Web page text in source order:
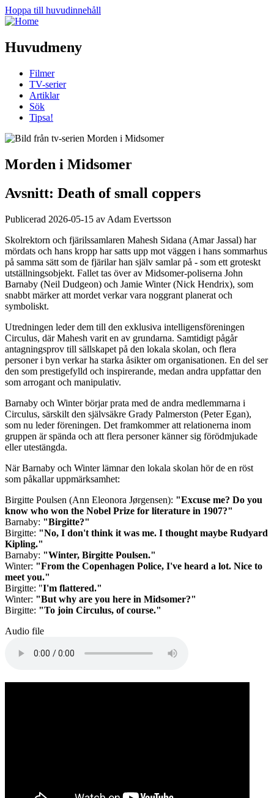
Hoppa till huvudinnehåll
Huvudmeny
Filmer
TV-serier
Artiklar
Sök
Tipsa!
Morden i Midsomer
Avsnitt: Death of small coppers
Publicerad 2026-05-15 av Adam Evertsson
Skolrektorn och fjärilssamlaren Mahesh Sidana (Amar Jassal) har
mördats och hans kropp har satts upp mot väggen i hans sommarhus
på samma sätt som de fjärilar han själv samlar på - som ett groteskt
utställningsobjekt. Fallet tas över av Midsomer-poliserna John
Barnaby (Neil Dudgeon) och Jamie Winter (Nick Hendrix), som
snabbt märker att mordet verkar vara noggrant planerat och
symboliskt.
Utredningen leder dem till den exklusiva intelligensföreningen
Circulus, där Mahesh varit en av grundarna. Samtidigt pågår
antagningsprov till sällskapet på den lokala skolan, och flera
personer i byn verkar ha starka åsikter om organisationen. En del ser
den som prestigefylld och inspirerande, medan andra uppfattar den
som arrogant och manipulativ.
Barnaby och Winter börjar prata med de andra medlemmarna i
Circulus, särskilt den självsäkre Grady Palmerston (Peter Egan),
som nu leder föreningen. Det framkommer att relationerna inom
gruppen är spända och att flera personer känner sig förödmjukade
eller utestängda.
När Barnaby och Winter lämnar den lokala skolan hör de en röst
som påkallar uppmärksamhet:
Birgitte Poulsen (Ann Eleonora Jørgensen): "Excuse me? Do you
know who won the Nobel Prize for literature in 1907?"
Barnaby: "Birgitte?"
Birgitte: "No, I don't think it was me. I thought maybe Rudyard
Kipling."
Barnaby: "Winter, Birgitte Poulsen."
Winter: "From the Copenhagen Police, I've heard a lot. Nice to
meet you."
Birgitte: "I'm flattered."
Winter: "But why are you here in Midsomer?"
Birgitte: "To join Circulus, of course."
Audio file